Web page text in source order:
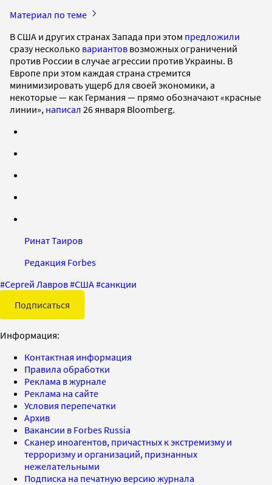
Материал по теме
В США и других странах Запада при этом предложили
сразу несколько вариантов возможных ограничений
против России в случае агрессии против Украины. В
Европе при этом каждая страна стремится
минимизировать ущерб для своей экономики, а
некоторые — как Германия — прямо обозначают «красные
линии», написал 26 января Bloomberg.
Ринат Таиров
Редакция Forbes
#Сергей Лавров#США#санкции
Подписаться
Информация:
Контактная информация
Правила обработки
Реклама в журнале
Реклама на сайте
Условия перепечатки
Архив
Вакансии в Forbes Russia
Сканер иноагентов, причастных к экстремизму и
терроризму и организаций, признанных
нежелательными
Подписка на печатную версию журнала